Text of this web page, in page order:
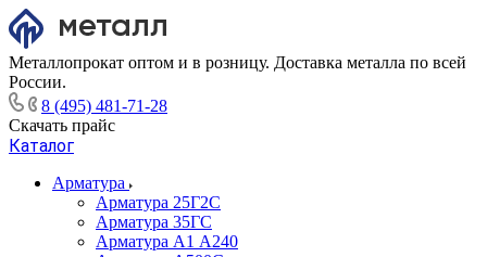
Металлопрокат оптом и в розницу. Доставка металла по всей
России.
8 (495) 481-71-28
Скачать прайс
Каталог
Арматура
Арматура 25Г2С
Арматура 35ГС
Арматура А1 А240